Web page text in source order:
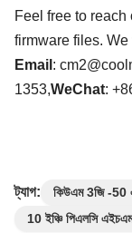
Feel free to
firmware files.
Email :
1353,WeChat:
ট্যাগ: কিউএম 3জি -50
10 ইঞ্চি পিএলসি